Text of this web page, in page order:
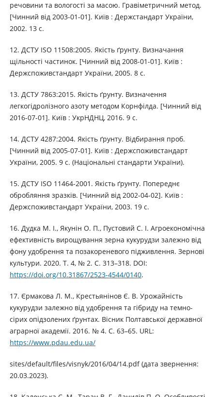
речовини та вологості за масою. Гравіметричний метод.
[Чинний від 2003-01-01]. Київ : Держстандарт України,
2002. 13 с.
12. ДСТУ ISO 11508:2005. Якість ґрунту. Визначання
щільності частинок. [Чинний від 2008-01-01]. Київ :
Держспоживстандарт України, 2005. 8 с.
13. ДСТУ 7863:2015. Якість ґрунту. Визначення
легкогідролізного азоту методом Корнфілда. [Чинний від
2016-07-01]. Київ : УкрНДНЦ, 2016. 9 с.
14. ДСТУ 4287:2004. Якість ґрунту. Відбирання проб.
[Чинний від 2005-07-01]. Київ : Держспоживстандарт
України, 2005. 9 с. (Національні стандарти України).
15. ДСТУ ІSО 11464-2001. Якість ґрунту. Попереднє
обробляння зразків. [Чинний від 2002-04-02]. Київ :
Держспоживстандарт України, 2003. 19 с.
16. Дудка М. І., Якунін О. П., Пустовий С. І. Агроекономічна
ефективність вирощування зерна кукурудзи залежно від
фону удобрення та позакореневого підживлення. Зернові
культури. 2020. Т. 4, № 2. С. 313–318. DOI:
https://doi.org/10.31867/2523-4544/0140.
17. Єрмакова Л. М., Крестьянінов Є. В. Урожайність
кукурудзи залежно від удобрення та гібриду на темно-
сірих опідзолених ґрунтах. Вісник Полтавської державної
аграрної академії. 2016. № 4. С. 63–65. URL:
https://www.pdau.edu.ua/
sites/default/files/visnyk/2016/04/14.pdf (дата звернення:
20.03.2023).